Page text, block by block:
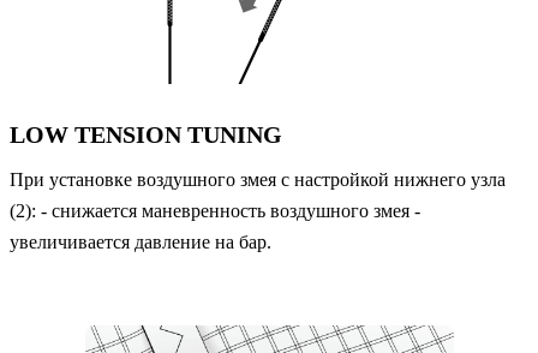
LOW TENSION TUNING
При установке воздушного змея с настройкой нижнего узла
(2): - снижается маневренность воздушного змея -
увеличивается давление на бар.